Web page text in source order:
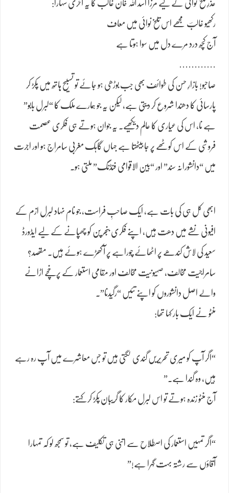
عذرِ تلخ نوائی کے لیے مرزا اسد اللہ خان غالب کا یہ آخری سہارا:
رکھیو غالبؔ مجھے اس تلخ نوائی میں معاف
آج کچھ درد مرے دل میں سوا ہوتا ہے
…………
صاحبو! بازارِ حسن کی طوائف بھی جب بوڑھی ہو جائے تو تسبیح ہاتھ میں پکڑ کر
پارسائی کا دھندا شروع کر دیتی ہے، لیکن یہ جو ہمارے ملک کا “لبرل بابو”
ہے نا، اس کی عیاری کا عالم دیکھیے۔ یہ جوان ہوتے ہی فکری عصمت
فروشی کے اس کوٹھے پر جا بیٹھتا ہے جہاں گاہک مغربی سامراج ہو اور اجرت
میں “دانشورانہ سند” اور “بین الاقوامی فنڈنگ” ملتی ہو۔
ابھی کل ہی کی بات ہے، ایک صاحبِ فراست، جو نام نہاد لبرل ازم کے
افیونی نشے میں دھت ہیں، اپنے فکری بنجر پن کو چھپانے کے لیے ایڈورڈ
سعید کی لاش کندھے پر اٹھائے چوراہے پر آ کھڑے ہوئے ہیں۔ مقصد؟
سامراجیت مخالف، صہیونیت مخالف اور مقامی استعمار کے پرخچے اڑانے
والے اصل دانشوروں کو اپنے تئیں “رگیدنا”۔
منٹو نے ایک بار کہا تھا:
“اگر آپ کو میری تحریریں گندی لگتی ہیں تو جس معاشرے میں آپ رہ رہے
ہیں، وہ گندا ہے۔”
آج منٹو زندہ ہوتے تو اس لبرل مکار کا گریبان پکڑ کر کہتے:
“اگر تمہیں استعمار کی اصطلاح سے اتنی ہی تکلیف ہے، تو سمجھ لو کہ تمہارا
آقاؤں سے رشتہ بہت گہرا ہے!”